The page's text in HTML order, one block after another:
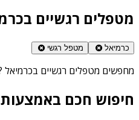
מטפלים רגשיים
כרמיאל מטפל רגשי
מחפשים מטפלים רגשיים בכרמיאל
חיפוש חכם באמצעות AI